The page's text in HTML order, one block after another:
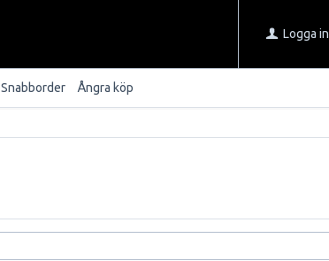
Logga in
Snabborder Ångra köp